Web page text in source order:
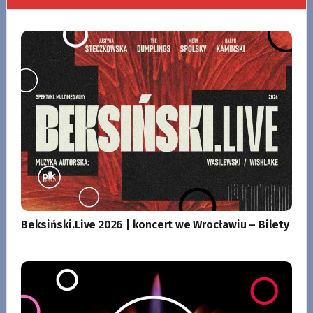
Beksiński.Live 2026 | koncert we Wrocławiu – Bilety